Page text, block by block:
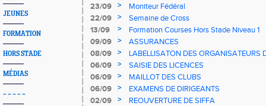
JEUNES
FORMATION
HORS STADE
MÉDIAS
~ ~ ~ ~ ~
23/09
>
Moniteur Fédéral
22/09
>
Semaine de Cross
13/09
>
Formation Courses Hors Stade Niveau 1
09/09
>
ASSURANCES
08/09
>
LABELLISATON DES ORGANISATEURS
06/09
>
SAISIE DES LICENCES
06/09
>
MAILLOT DES CLUBS
06/09
>
EXAMENS DE DIRIGEANTS
02/09
>
REOUVERTURE DE SIFFA